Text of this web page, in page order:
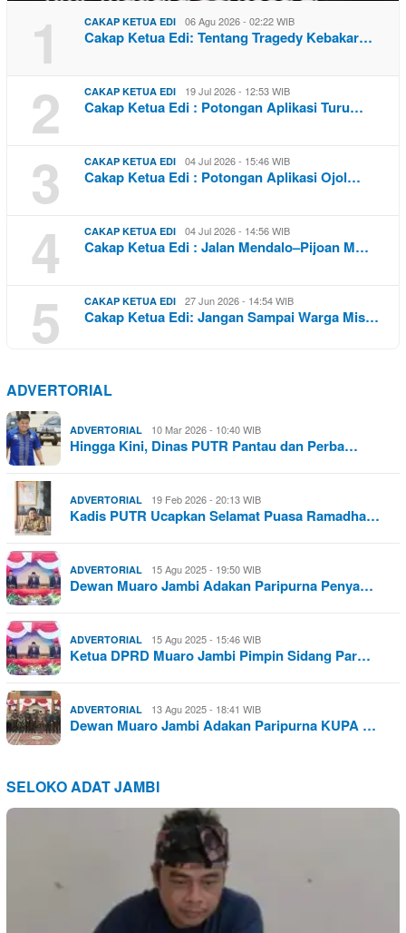
1 CAKAP KETUA EDI 06 Agu 2026 - 02:22 WIB
Cakap Ketua Edi: Tentang Tragedy Kebakar…
2 CAKAP KETUA EDI 19 Jul 2026 - 12:53 WIB
Cakap Ketua Edi : Potongan Aplikasi Turu…
3 CAKAP KETUA EDI 04 Jul 2026 - 15:46 WIB
Cakap Ketua Edi : Potongan Aplikasi Ojol…
4 CAKAP KETUA EDI 04 Jul 2026 - 14:56 WIB
Cakap Ketua Edi : Jalan Mendalo–Pijoan M…
5 CAKAP KETUA EDI 27 Jun 2026 - 14:54 WIB
Cakap Ketua Edi: Jangan Sampai Warga Mis…
ADVERTORIAL
ADVERTORIAL 10 Mar 2026 - 10:40 WIB
Hingga Kini, Dinas PUTR Pantau dan Perba…
ADVERTORIAL 19 Feb 2026 - 20:13 WIB
Kadis PUTR Ucapkan Selamat Puasa Ramadha…
ADVERTORIAL 15 Agu 2025 - 19:50 WIB
Dewan Muaro Jambi Adakan Paripurna Penya…
ADVERTORIAL 15 Agu 2025 - 15:46 WIB
Ketua DPRD Muaro Jambi Pimpin Sidang Par…
ADVERTORIAL 13 Agu 2025 - 18:41 WIB
Dewan Muaro Jambi Adakan Paripurna KUPA …
SELOKO ADAT JAMBI